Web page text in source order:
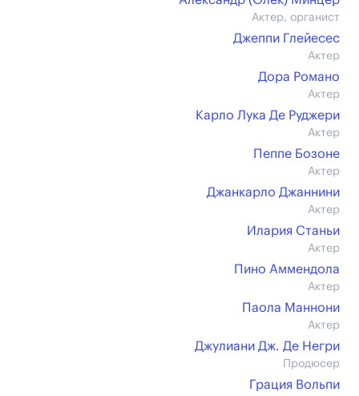
Актер, органист
Джеппи Глейесес
Актер
Дора Романо
Актер
Карло Лука Де Руджери
Актер
Пеппе Бозоне
Актер
Джанкарло Джаннини
Актер
Илария Станьи
Актер
Пино Аммендола
Актер
Паола Маннони
Актер
Джулиани Дж. Де Негри
Продюсер
Грация Вольпи